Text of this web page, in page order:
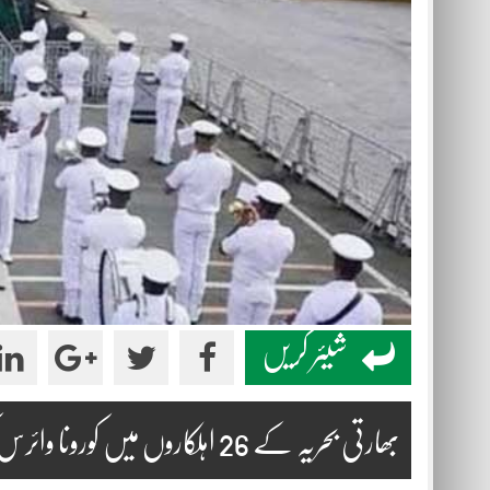
شیئر کریں
بھارتی بحریہ کے 26 اہلکاروں میں کورونا وائرس کی تشخیص